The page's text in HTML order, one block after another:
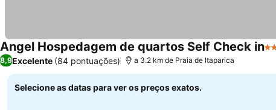
Angel Hospedagem de quartos Self Check in3
8,9Excelente (84 pontuações) a 3.2 km de Praia de Itaparica
Selecione as datas para ver os preços exatos.